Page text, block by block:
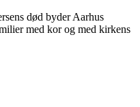
død byder Aarhus
med kor og med kirkens